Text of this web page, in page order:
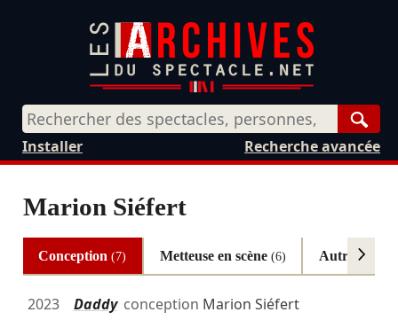
Recherche avancée
Installer
Marion Siéfert
Conception(7) Metteuse en scène (6) Autrice
2023 Daddyconception Marion Siéfert